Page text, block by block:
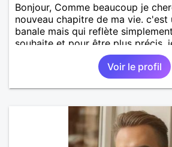
Bonjour, Comme beaucoup je
nouveau chapitre de ma vie. c'est
banale mais qui reflète
souhaite et pour être plus précis,
relation amoureuse sérieuse et
et j'habite sur Firminy. J'espère
rencontre 😊. Voili voilou 😅
Voir le profil